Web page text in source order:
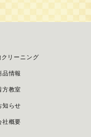
クリーニング
品情報
方教室
知らせ
社概要